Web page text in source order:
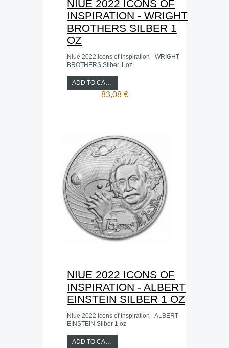
NIUE 2022 ICONS OF
INSPIRATION - WRIGHT
BROTHERS SILBER 1
OZ
Niue 2022 Icons of Inspiration - WRIGHT
BROTHERS Silber 1 oz
ADD TO CART
83,08 €
NIUE 2022 ICONS OF
INSPIRATION - ALBERT
EINSTEIN SILBER 1 OZ
Niue 2022 Icons of Inspiration - ALBERT
EINSTEIN Silber 1 oz